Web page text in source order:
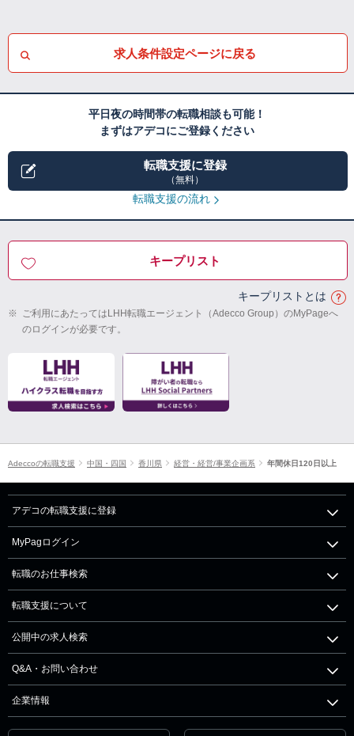
求人条件設定ページに戻る
平日夜の時間帯の転職相談も可能！
まずはアデコにご登録ください
転職支援に登録
（無料）
転職支援の流れ
キープリスト
キープリストとは
※ ご利用にあたってはLHH転職エージェント（Adecco Group）のMyPageへ
のログインが必要です。
Adeccoの転職支援 中国・四国 香川県 経営・経営/事業企画系 年間休日120日以上
アデコの転職支援に登録
MyPagログイン
転職のお仕事検索
転職支援について
公開中の求人検索
Q&A・お問い合わせ
企業情報